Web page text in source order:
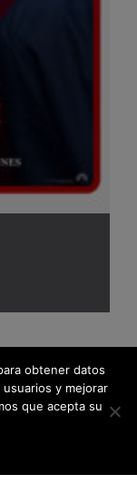
reservados
obtener datos
y mejorar
que acepta su